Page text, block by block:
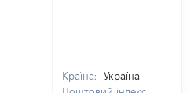
Країна:
Україна